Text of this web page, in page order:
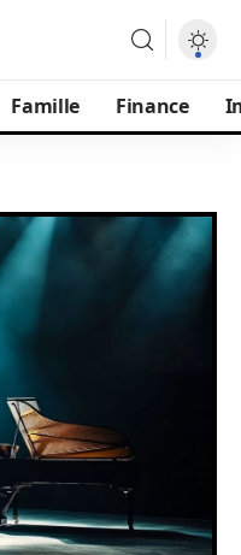
Famille Finance